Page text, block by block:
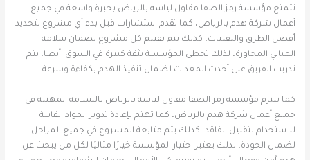
تتمتع مؤسسة رمز الصفا مقاول لياسه بالرياض بخبرة واسعة في جميع
أعمال شركة هدم بالرياض، كما تقدم استشارات قبل بدء أي مشروع لتحديد
أفضل الطرق والتقنيات، كذلك يتم تقييم كل مشروع لضمان سلامة
المباني المجاورة، لذلك تحظى المؤسسة بثقة كبيرة في السوق. أيضا، يتم
تدريب الفريق على أحدث المعدات لضمان تنفيذ الهدم بكفاءة وسرعة.
كما تلتزم مؤسسة رمز الصفا مقاول لياسه بالرياض بالسلامة المهنية في
جميع أعمال شركة هدم بالرياض، كما تهتم بإعادة تدوير المواد القابلة
للاستخدام لتقليل الفاقد، كذلك يتم متابعة المشروع في جميع المراحل
لضمان الجودة، لذلك يعتبر اختيار المؤسسة خيارًا مثاليًا لكل من يبحث عن